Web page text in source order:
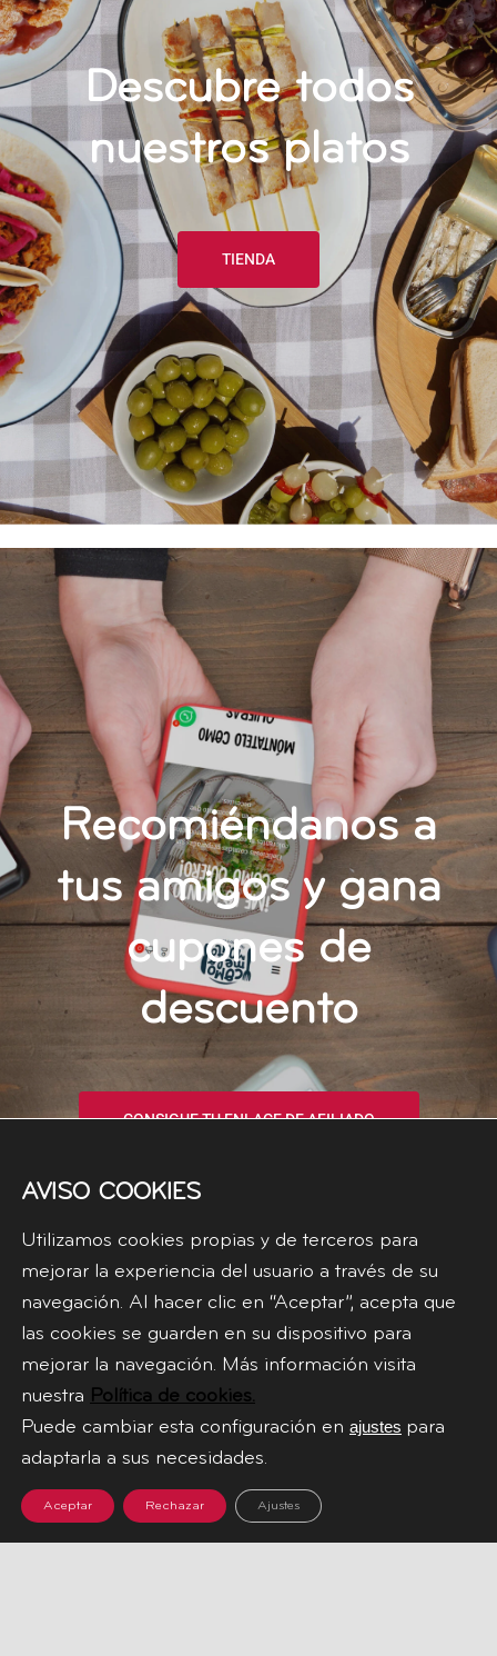
Descubre todos
nuestros platos
TIENDA
Recomiéndanos a
tus amigos y gana
cupones de
descuento
CONSIGUE TU ENLACE DE AFILIADO
TIENDA
AVISO COOKIES
Utilizamos cookies propias y de terceros para
mejorar la experiencia del usuario a través de su
navegación. Al hacer clic en “Aceptar”, acepta que
las cookies se guarden en su dispositivo para
mejorar la navegación. Más información visita
nuestra Política de cookies.
Puede cambiar esta configuración en ajustes para
adaptarla a sus necesidades.
Aceptar Rechazar Ajustes